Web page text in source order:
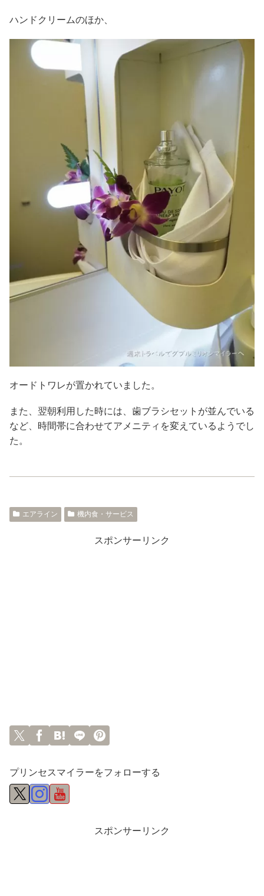
ハンドクリームのほか、
オードトワレが置かれていました。
また、翌朝利用した時には、歯ブラシセットが並んでいる
など、時間帯に合わせてアメニティを変えているようでし
た。
エアライン 機内食・サービス
スポンサーリンク
プリンセスマイラーをフォローする
スポンサーリンク